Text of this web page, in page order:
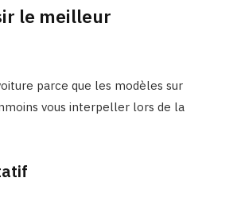
le meilleur
parce que les modèles sur
vous interpeller lors de la